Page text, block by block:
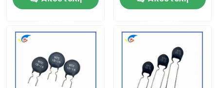
Προϊόντα
βίντεο
Σχετικά με εμάς
κατάλληλος για
παροχή ενέργειας
εναλλαγή
τροφοδοσίας